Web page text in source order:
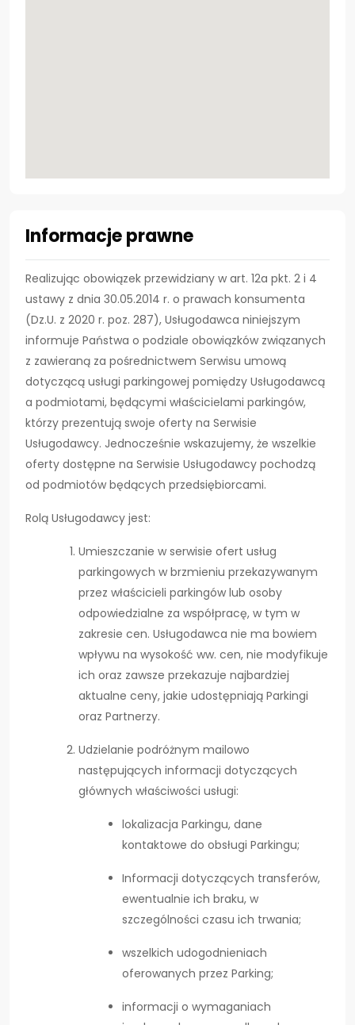
Informacje prawne
Realizując obowiązek przewidziany w art. 12a pkt. 2 i 4
ustawy z dnia 30.05.2014 r. o prawach konsumenta
(Dz.U. z 2020 r. poz. 287), Usługodawca niniejszym
informuje Państwa o podziale obowiązków związanych
z zawieraną za pośrednictwem Serwisu umową
dotyczącą usługi parkingowej pomiędzy Usługodawcą
a podmiotami, będącymi właścicielami parkingów,
którzy prezentują swoje oferty na Serwisie
Usługodawcy. Jednocześnie wskazujemy, że wszelkie
oferty dostępne na Serwisie Usługodawcy pochodzą
od podmiotów będących przedsiębiorcami.
Rolą Usługodawcy jest:
Umieszczanie w serwisie ofert usług
parkingowych w brzmieniu przekazywanym
przez właścicieli parkingów lub osoby
odpowiedzialne za współpracę, w tym w
zakresie cen. Usługodawca nie ma bowiem
wpływu na wysokość ww. cen, nie modyfikuje
ich oraz zawsze przekazuje najbardziej
aktualne ceny, jakie udostępniają Parkingi
oraz Partnerzy.
Udzielanie podróżnym mailowo
następujących informacji dotyczących
głównych właściwości usługi:
lokalizacja Parkingu, dane
kontaktowe do obsługi Parkingu;
Informacji dotyczących transferów,
ewentualnie ich braku, w
szczególności czasu ich trwania;
wszelkich udogodnieniach
oferowanych przez Parking;
informacji o wymaganiach